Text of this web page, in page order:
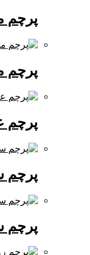
پرچم مینیاتوری
پرچم ملل
پرچم علائم
پرچم
پرچم ساحلی